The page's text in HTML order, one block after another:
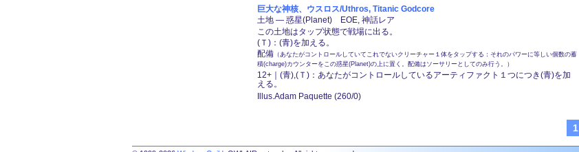
巨大な神核、ウスロス/Uthros, Titanic Godcore
土地 ― 惑星(Planet) EOE, 神話レア
この土地はタップ状態で戦場に出る。
(Ｔ)：(青)を加える。
配備 （あなたがコントロールしていてこれでないクリーチャー１体をタップする：それのパワーに等しい個数の蓄
積(charge)カウンターをこの惑星(Planet)の上に置く。配備はソーサリーとしてのみ行う。）
12+｜(青),(Ｔ)：あなたがコントロールしているアーティファクト１つにつき(青)を加
える。
Illus.Adam Paquette (260/0)
1